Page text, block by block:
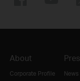
About
Corporate Profile
News